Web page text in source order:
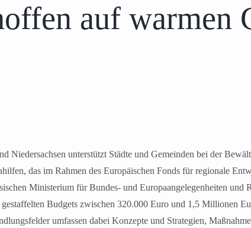
auf warmen
Niedersachsen unterstützt Städte und Gemeinden bei der
das im Rahmen des Europäischen Fonds für regionale
Ministerium für Bundes- und Europaangelegenheiten
Budgets zwischen 320.000 Euro und 1,5 Millionen
umfassen dabei Konzepte und Strategien,